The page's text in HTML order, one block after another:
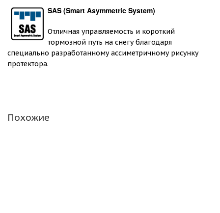
SAS (Smart Asymmetric System)
Отличная управляемость и короткий
тормозной путь на снегу благодаря
специально разработанному ассиметричному рисунку
протектора.
Похожие